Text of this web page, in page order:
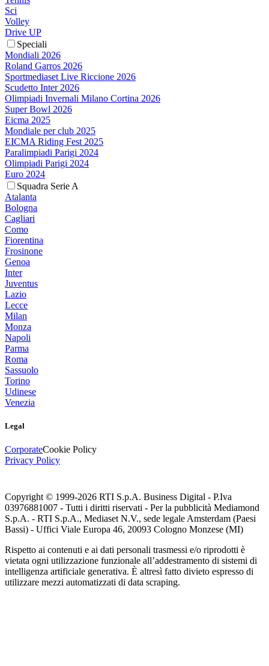
Sci
Volley
Drive UP
Speciali
Mondiali 2026
Roland Garros 2026
Sportmediaset Live Riccione 2026
Scudetto Inter 2026
Olimpiadi Invernali Milano Cortina 2026
Super Bowl 2026
Eicma 2025
Mondiale per club 2025
EICMA Riding Fest 2025
Paralimpiadi Parigi 2024
Olimpiadi Parigi 2024
Euro 2024
Squadra Serie A
Atalanta
Bologna
Cagliari
Como
Fiorentina
Frosinone
Genoa
Inter
Juventus
Lazio
Lecce
Milan
Monza
Napoli
Parma
Roma
Sassuolo
Torino
Udinese
Venezia
Legal
CorporateCookie Policy
Privacy Policy
Copyright © 1999-2026 RTI S.p.A. Business Digital - P.Iva
03976881007 - Tutti i diritti riservati - Per la pubblicità Mediamond
S.p.A. - RTI S.p.A., Mediaset N.V., sede legale Amsterdam (Paesi
Bassi) - Uffici Viale Europa 46, 20093 Cologno Monzese (MI)
Rispetto ai contenuti e ai dati personali trasmessi e/o riprodotti è
vietata ogni utilizzazione funzionale all’addestramento di sistemi di
intelligenza artificiale generativa. È altresì fatto divieto espresso di
utilizzare mezzi automatizzati di data scraping.